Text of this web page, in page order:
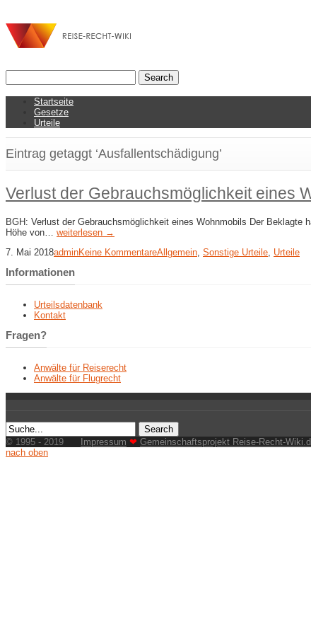
Startseite
Gesetze
Urteile
Eintrag getaggt ‘Ausfallentschädigung’
Verlust der Gebrauchsmöglichkeit eines
BGH: Verlust der Gebrauchsmöglichkeit eines Wohnmobils Der
Höhe von… weiterlesen →
7. Mai 2018adminKeine KommentareAllgemein, Sonstige Urteile, Urteile
Informationen
Urteilsdatenbank
Kontakt
Fragen?
Anwälte für Reiserecht
Anwälte für Flugrecht
© 1995 - 2019 Impressum ❤ Gemeinschaftsprojekt Reise-Recht-
nach oben